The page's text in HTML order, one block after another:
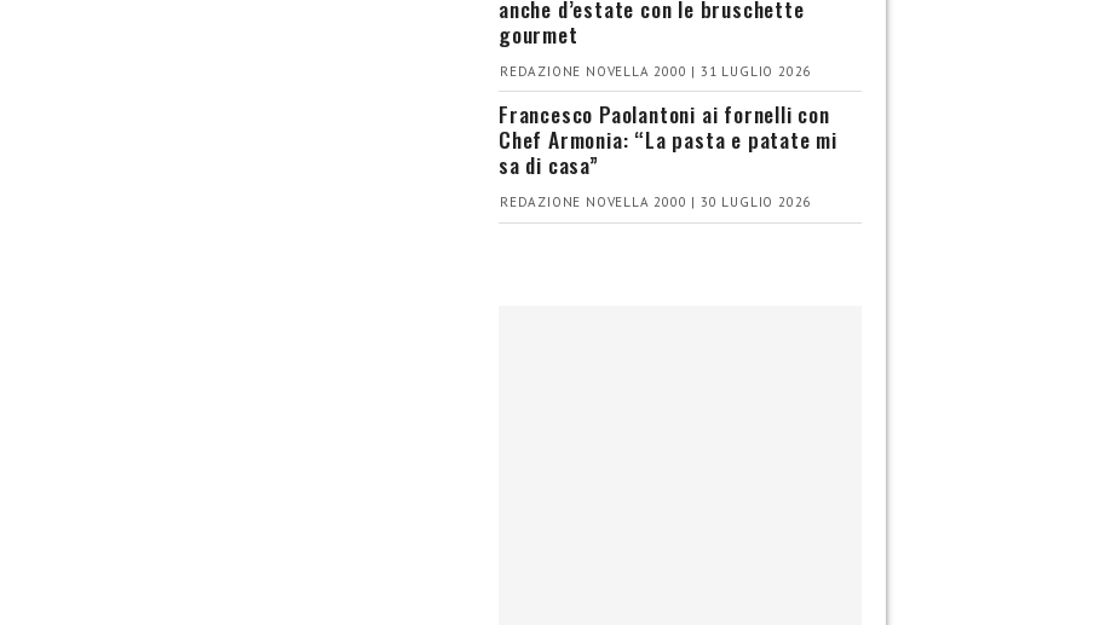
anche d’estate con le bruschette
gourmet
REDAZIONE NOVELLA 2000 | 31 LUGLIO 2026
Francesco Paolantoni ai fornelli con
Chef Armonia: “La pasta e patate mi
sa di casa”
REDAZIONE NOVELLA 2000 | 30 LUGLIO 2026